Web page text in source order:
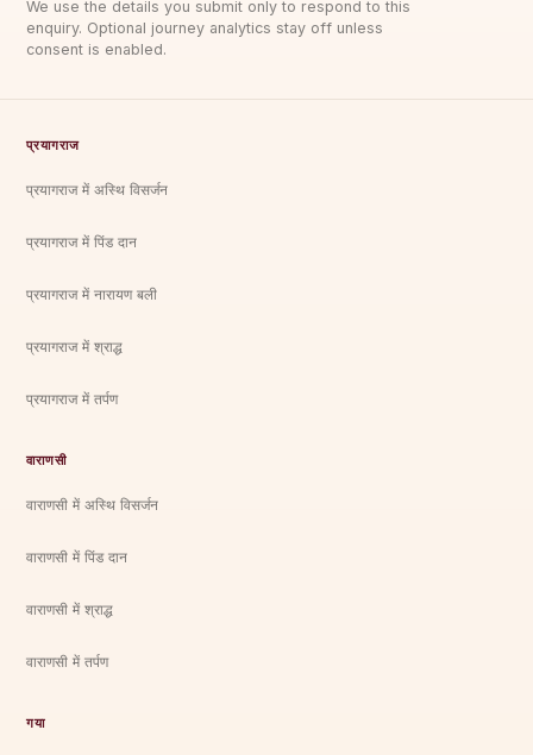
We use the details you submit only to respond to this
enquiry. Optional journey analytics stay off unless
consent is enabled.
प्रयागराज
प्रयागराज में अस्थि विसर्जन
प्रयागराज में पिंड दान
प्रयागराज में नारायण बली
प्रयागराज में श्राद्ध
प्रयागराज में तर्पण
वाराणसी
वाराणसी में अस्थि विसर्जन
वाराणसी में पिंड दान
वाराणसी में श्राद्ध
वाराणसी में तर्पण
गया